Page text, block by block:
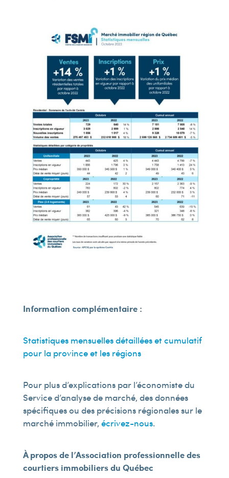
Information complémentaire :
Statistiques mensuelles détaillées et cumulatif
pour la province et les régions
Pour plus d’explications par l’économiste du
Service d’analyse de marché, des données
spécifiques ou des précisions régionales sur le
marché immobilier, écrivez-nous.
À propos de l’Association professionnelle des
courtiers immobiliers du Québec